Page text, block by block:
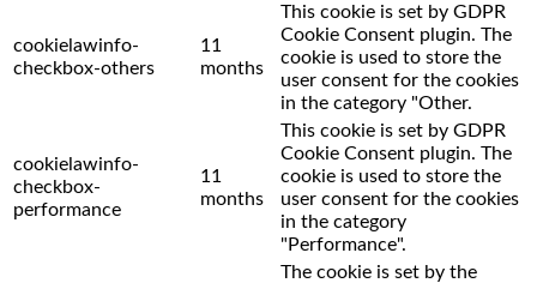
cookielawinfo-
checkbox-others
11
months
This cookie is set by GDPR
Cookie Consent plugin. The
cookie is used to store the
user consent for the cookies
in the category "Other.
cookielawinfo-
checkbox-
performance
11
months
This cookie is set by GDPR
Cookie Consent plugin. The
cookie is used to store the
user consent for the cookies
in the category
"Performance".
The cookie is set by the